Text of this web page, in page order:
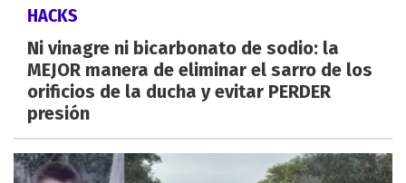
HACKS
Ni vinagre ni bicarbonato de sodio: la
MEJOR manera de eliminar el sarro de los
orificios de la ducha y evitar PERDER
presión